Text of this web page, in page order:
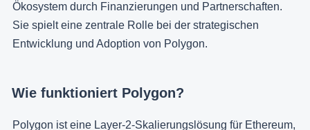
Ökosystem durch Finanzierungen und Partnerschaften.
Sie spielt eine zentrale Rolle bei der strategischen
Entwicklung und Adoption von Polygon.
Wie funktioniert Polygon?
Polygon ist eine Layer-2-Skalierungslösung für Ethereum,